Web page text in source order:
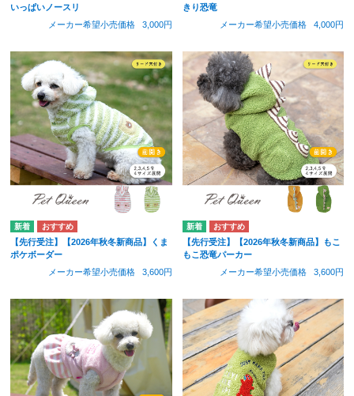
いっぱいノースリ
メーカー希望小売価格
3,000円
きり恐竜
メーカー希望小売価格
4,000円
【先行受注】【2026年秋冬新商品】くま
ポケボーダー
メーカー希望小売価格
3,600円
【先行受注】【2026年秋冬新商品】もこ
もこ恐竜パーカー
メーカー希望小売価格
3,600円